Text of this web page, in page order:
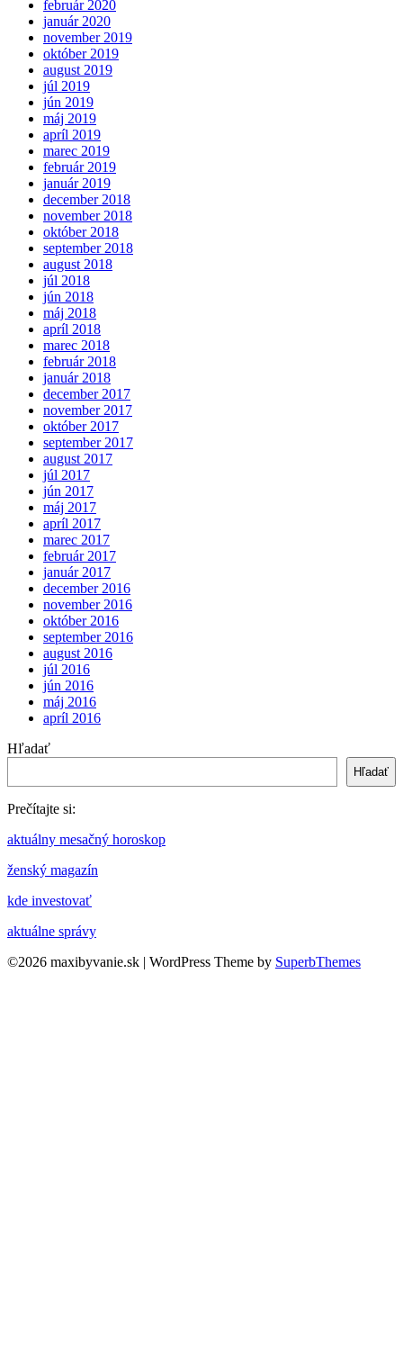
február 2020
január 2020
november 2019
október 2019
august 2019
júl 2019
jún 2019
máj 2019
apríl 2019
marec 2019
február 2019
január 2019
december 2018
november 2018
október 2018
september 2018
august 2018
júl 2018
jún 2018
máj 2018
apríl 2018
marec 2018
február 2018
január 2018
december 2017
november 2017
október 2017
september 2017
august 2017
júl 2017
jún 2017
máj 2017
apríl 2017
marec 2017
február 2017
január 2017
december 2016
november 2016
október 2016
september 2016
august 2016
júl 2016
jún 2016
máj 2016
apríl 2016
Hľadať
Hľadať
Prečítajte si:
aktuálny mesačný horoskop
ženský magazín
kde investovať
aktuálne správy
©2026 maxibyvanie.sk | WordPress Theme by SuperbThemes